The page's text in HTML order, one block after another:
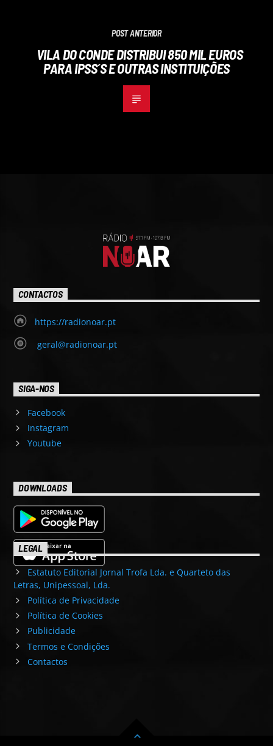
POST ANTERIOR
VILA DO CONDE DISTRIBUI 850 MIL EUROS
PARA IPSS´S E OUTRAS INSTITUIÇÕES
CONTACTOS
https://radionoar.pt
geral@radionoar.pt
SIGA-NOS
Facebook
Instagram
Youtube
DOWNLOADS
LEGAL
Estatuto Editorial Jornal Trofa Lda. e Quarteto das
Letras, Unipessoal, Lda.
Política de Privacidade
Política de Cookies
Publicidade
Termos e Condições
Contactos